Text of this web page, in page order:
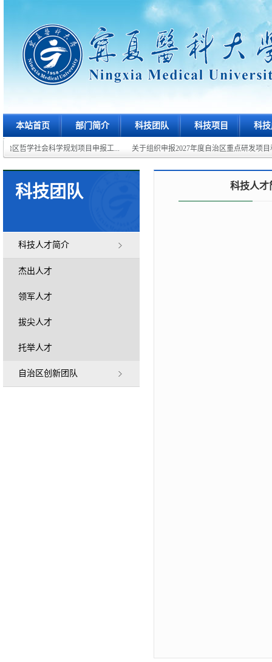
本站首页 部门简介 科技团队 科技项目 科
区哲学社会科学规划项目申报工... 关于组织申报2027年度自治区重点研发项目
科技团队
科技人才简介
杰出人才
领军人才
拔尖人才
托举人才
自治区创新团队
科技人才